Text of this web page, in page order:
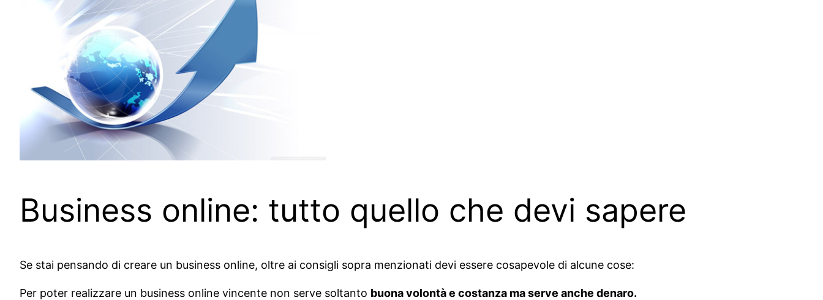
Business online: tutto quello che devi sapere
Se stai pensando di creare un business online, oltre ai consigli sopra menzionati devi essere cosapevole di alcune cose:
Per poter realizzare un business online vincente non serve soltanto buona volontà e costanza ma serve anche denaro.